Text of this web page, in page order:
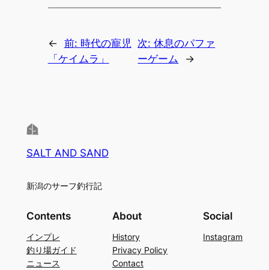
← 前: 時代の寵児
「ケイムラ」
次:休息のパファ
ーゲーム
→
SALT AND SAND
新潟のサーフ釣行記
Contents
インプレ
釣り場ガイド
ニュース
About
History
Privacy Policy
Contact
Social
Instagram